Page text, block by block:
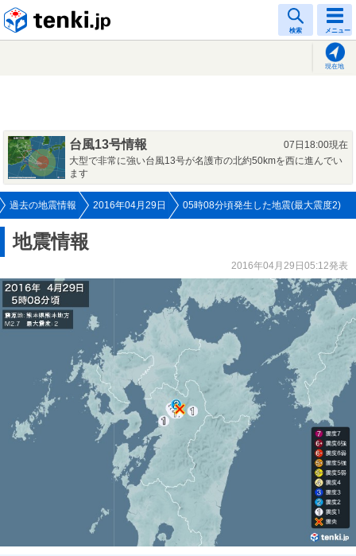
検索 メニュー
現在地
台風13号情報
07日18:00現在
大型で非常に強い台風13号が名護市の北約50kmを西に進んでい
ます
過去の地震情報 2016年04月29日 05時08分頃発生した地震(最大震度2)
地震情報
2016年04月29日05:12発表